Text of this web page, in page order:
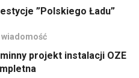
”Polskiego Ładu”
wiadomość
projekt instalacji OZE